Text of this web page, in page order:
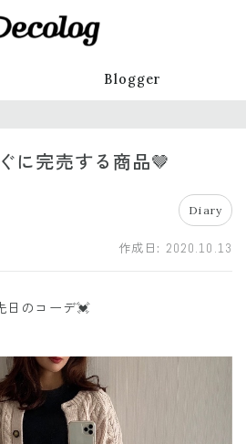
Blogger
に完売する商品🤎
Diary
作成日: 2020.10.13
日のコーデ💓